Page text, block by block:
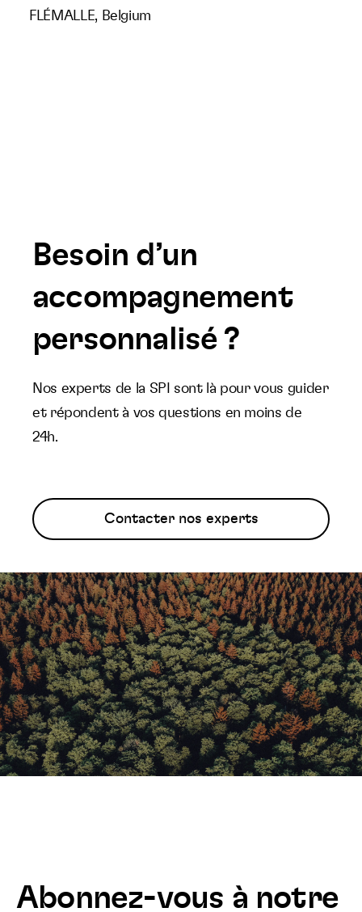
FLÉMALLE, Belgium
Besoin d’un
accompagnement
personnalisé ?
Nos experts de la SPI sont là pour vous guider
et répondent à vos questions en moins de
24h.
Contacter nos experts
Abonnez-vous à notre